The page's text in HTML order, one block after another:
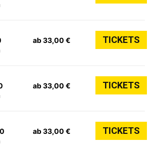
ab 33,00 € TICKETS
ab 33,00 € TICKETS
ab 33,00 € TICKETS